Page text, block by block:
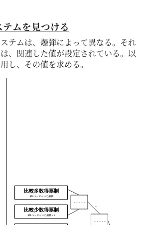
ムを見つける
テムは、爆弾によって異なる。それ
、関連した値が設定されている。以
し、その値を求める。
比較多数得票制
比較少数得票制
単3バッテリーの個数
単1バッテリーの個数 × 2
- - - - -
- - - - -